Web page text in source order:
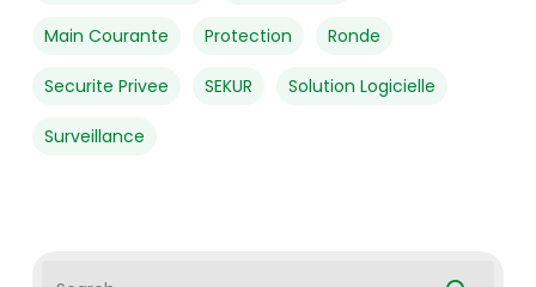
Main Courante Protection Ronde
Securite Privee SEKUR Solution Logicielle
Surveillance